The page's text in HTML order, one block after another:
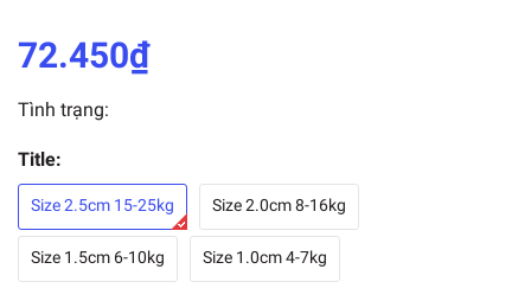
72.450₫
Tình trạng:
Title:
Size 2.5cm 15-25kg Size 2.0cm 8-16kg
Size 1.5cm 6-10kg Size 1.0cm 4-7kg